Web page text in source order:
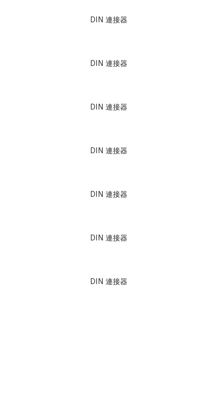
DIN 連接器
DIN 連接器
DIN 連接器
DIN 連接器
DIN 連接器
DIN 連接器
DIN 連接器